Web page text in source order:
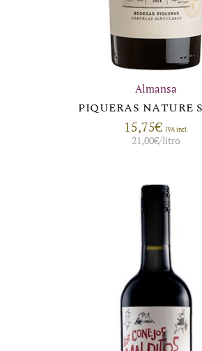
Almansa
PIQUERAS NATURE
15,75€ IVA incl.
21,00€/litro